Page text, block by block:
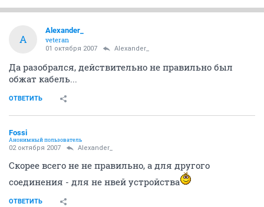
A
Alexander_
veteran
01 октября 2007 Alexander_
Да разобрался, действительно не правильно был
обжат кабель...
ОТВЕТИТЬ
Fossi
Анонимный пользователь
02 октября 2007 Alexander_
Скорее всего не не правильно, а для другого
соединения - для не нвей устройства
ОТВЕТИТЬ